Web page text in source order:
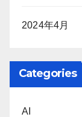
2024年4月
Categories
AI